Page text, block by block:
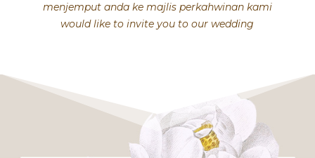
menjemput anda ke majlis perkahwinan kami
would like to invite you to our wedding